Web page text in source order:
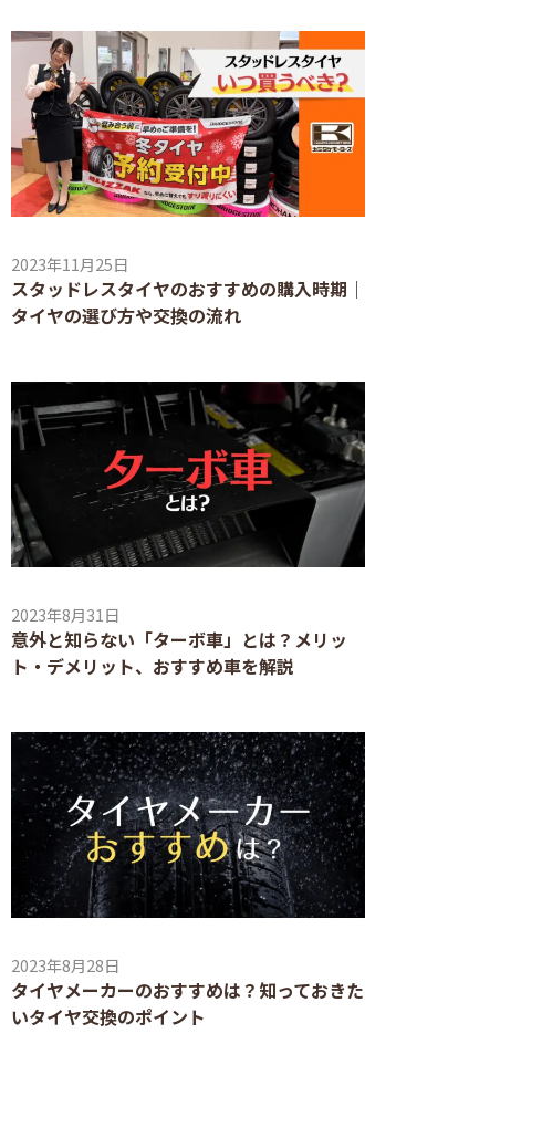
2023年11月25日
スタッドレスタイヤのおすすめの購入時期｜
タイヤの選び方や交換の流れ
2023年8月31日
意外と知らない「ターボ車」とは？メリッ
ト・デメリット、おすすめ車を解説
2023年8月28日
タイヤメーカーのおすすめは？知っておきた
いタイヤ交換のポイント